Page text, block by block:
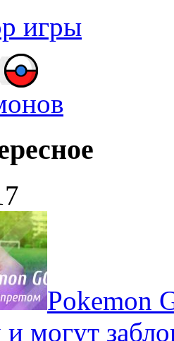
игры
Pokеmon
и могут